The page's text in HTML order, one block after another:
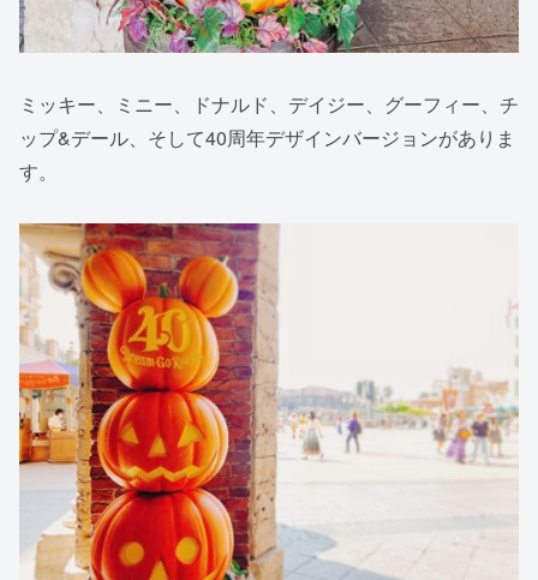
ミッキー、ミニー、ドナルド、デイジー、グーフィー、チ
ップ&デール、そして40周年デザインバージョンがありま
す。